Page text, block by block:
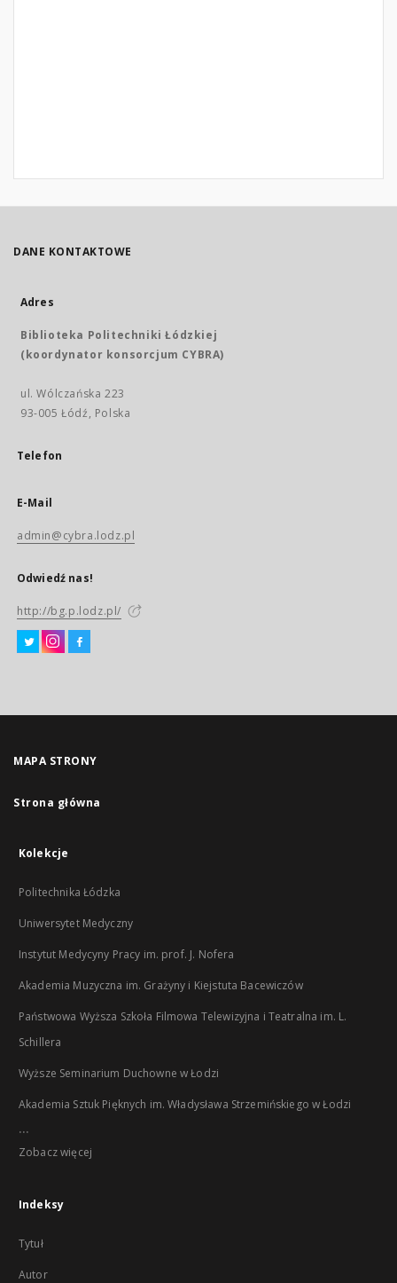
DANE KONTAKTOWE
Adres
Biblioteka Politechniki Łódzkiej
(koordynator konsorcjum CYBRA)
ul. Wólczańska 223
93-005 Łódź, Polska
Telefon
E-Mail
admin@cybra.lodz.pl
Odwiedź nas!
http://bg.p.lodz.pl/
MAPA STRONY
Strona główna
Kolekcje
Politechnika Łódzka
Uniwersytet Medyczny
Instytut Medycyny Pracy im. prof. J. Nofera
Akademia Muzyczna im. Grażyny i Kiejstuta Bacewiczów
Państwowa Wyższa Szkoła Filmowa Telewizyjna i Teatralna im. L.
Schillera
Wyższe Seminarium Duchowne w Łodzi
Akademia Sztuk Pięknych im. Władysława Strzemińskiego w Łodzi
...
Zobacz więcej
Indeksy
Tytuł
Autor